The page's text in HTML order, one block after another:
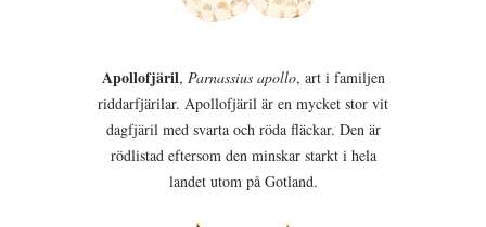
Apollofjäril, Parnassius apollo, art i familjen
riddarfjärilar. Apollofjäril är en mycket stor vit
dagfjäril med svarta och röda fläckar. Den är
rödlistad eftersom den minskar starkt i hela
landet utom på Gotland.